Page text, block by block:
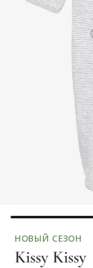
НОВЫЙ СЕЗОН
Kissy Kissy